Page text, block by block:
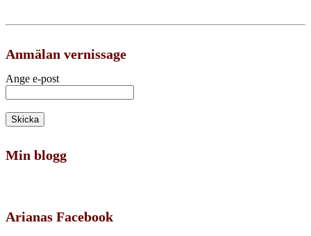
Anmälan vernissage
Ange e-post
Min blogg
Arianas Facebook